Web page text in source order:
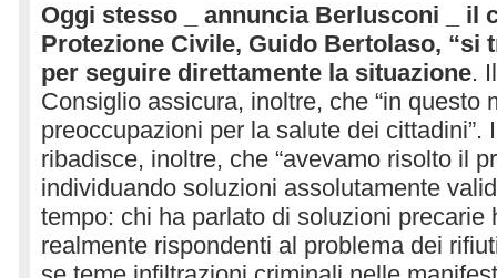
Oggi stesso _ annuncia Berlusconi _ il
Protezione Civile, Guido Bertolaso, “si
per seguire direttamente la situazione.
Consiglio assicura, inoltre, che “in questo
preoccupazioni per la salute dei cittadini”.
ribadisce, inoltre, che “avevamo risolto il
individuando soluzioni assolutamente
tempo: chi ha parlato di soluzioni precarie
realmente rispondenti al problema dei